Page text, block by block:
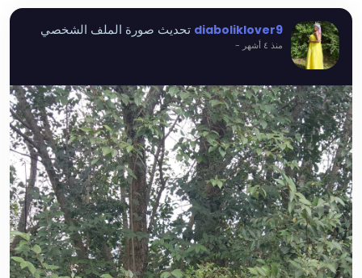
diaboliklover9 تحديث صورة الملف الشخصي
منذ ٤ أشهر -